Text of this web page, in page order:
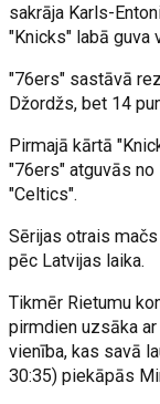
sakrāja Karls-
"Knicks" labā
"76ers" sastāvā
Džordžs, bet 14
Pirmajā kārtā
"76ers" atguvās
"Celtics".
Sērijas otrais
pēc Latvijas laika.
Tikmēr Rietumu
pirmdien uzsāka
vienība, kas savā
30:35) piekāpās